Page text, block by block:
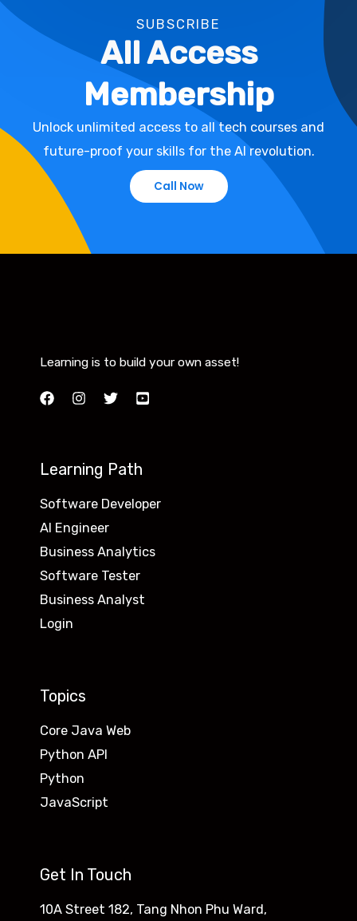
SUBSCRIBE
All Access
Membership
Unlock unlimited access to all tech courses and
future-proof your skills for the AI revolution.
Call Now
Learning is to build your own asset!
Learning Path
Software Developer
AI Engineer
Business Analytics
Software Tester
Business Analyst
Login
Topics
Core Java Web
Python API
Python
JavaScript
Get In Touch
10A Street 182, Tang Nhon Phu Ward,